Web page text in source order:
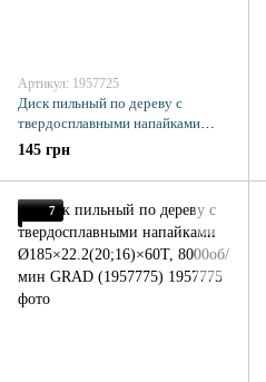
Артикул: 1957725
Диск пильный по дереву с
твердосплавными напайками
Ø185×22.2(20;16)×24Т, 8000об/
мин GRAD (1957725)
145 грн
7